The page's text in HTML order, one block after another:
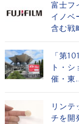
富士フ
イノベ
含む戦
「第
ト・
催・東
リン
チを開